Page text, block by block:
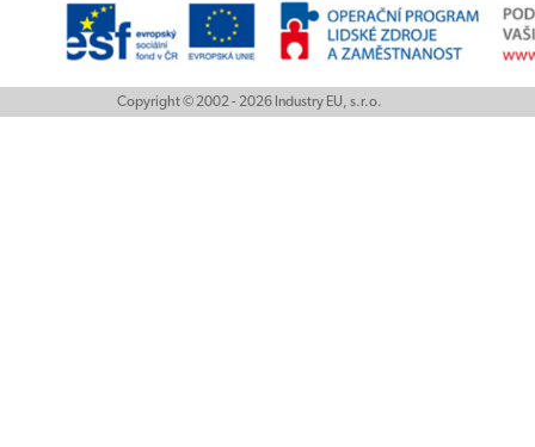
Copyright © 2002 - 2026 Industry EU, s.r.o.